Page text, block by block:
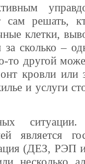
сам решать,
клетки,
за сколько –
то другой
кровли или
и услуги
является
(ДЕЗ, РЭП